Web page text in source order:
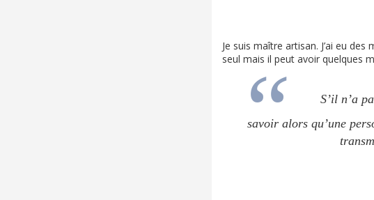
Je suis maître artisan. J’ai eu
seul mais il peut avoir quelques
S’il n’a
savoir alors qu’une